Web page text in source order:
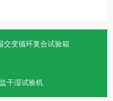
交变循环复合试验箱
干湿试验机